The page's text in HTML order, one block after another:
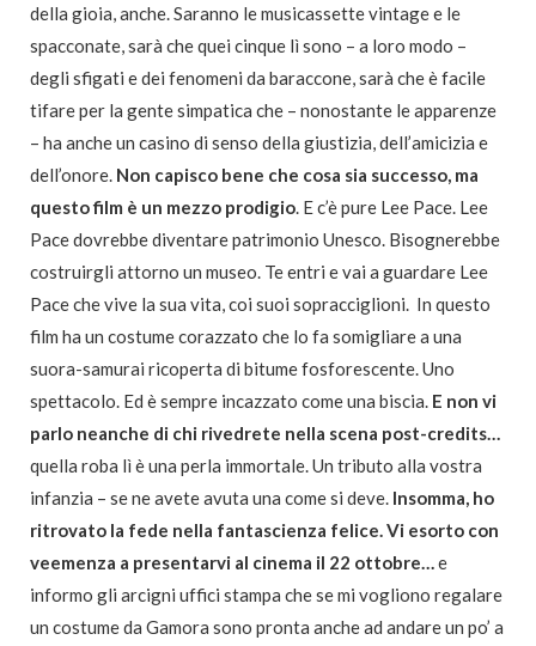
della gioia, anche. Saranno le musicassette vintage e le
spacconate, sarà che quei cinque lì sono – a loro modo –
degli sfigati e dei fenomeni da baraccone, sarà che è facile
tifare per la gente simpatica che – nonostante le apparenze
– ha anche un casino di senso della giustizia, dell’amicizia e
dell’onore. Non capisco bene che cosa sia successo, ma
questo film è un mezzo prodigio. E c’è pure Lee Pace. Lee
Pace dovrebbe diventare patrimonio Unesco. Bisognerebbe
costruirgli attorno un museo. Te entri e vai a guardare Lee
Pace che vive la sua vita, coi suoi sopracciglioni. In questo
film ha un costume corazzato che lo fa somigliare a una
suora-samurai ricoperta di bitume fosforescente. Uno
spettacolo. Ed è sempre incazzato come una biscia. E non vi
parlo neanche di chi rivedrete nella scena post-credits…
quella roba lì è una perla immortale. Un tributo alla vostra
infanzia – se ne avete avuta una come si deve. Insomma, ho
ritrovato la fede nella fantascienza felice. Vi esorto con
veemenza a presentarvi al cinema il 22 ottobre…e
informo gli arcigni uffici stampa che se mi vogliono regalare
un costume da Gamora sono pronta anche ad andare un po’ a